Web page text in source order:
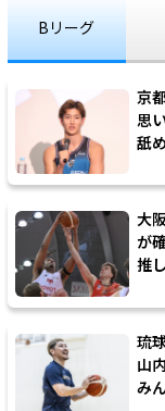
Bリーグ
京
思
舐
大
が
推
琉
山
み